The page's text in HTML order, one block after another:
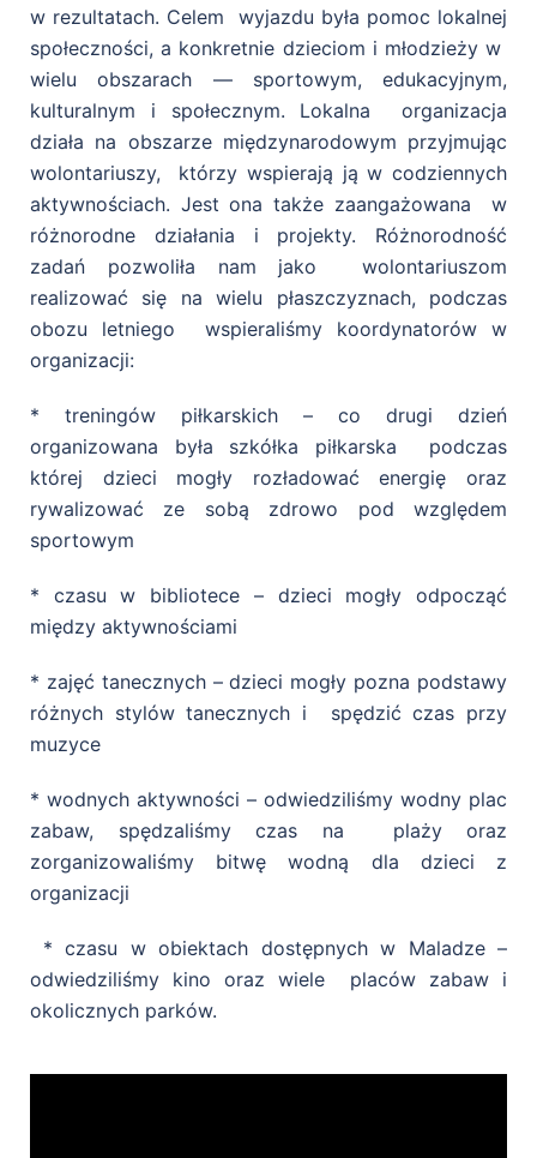
w rezultatach. Celem wyjazdu była pomoc lokalnej
społeczności, a konkretnie dzieciom i młodzieży w
wielu obszarach — sportowym, edukacyjnym,
kulturalnym i społecznym. Lokalna organizacja
działa na obszarze międzynarodowym przyjmując
wolontariuszy, którzy wspierają ją w codziennych
aktywnościach. Jest ona także zaangażowana w
różnorodne działania i projekty. Różnorodność
zadań pozwoliła nam jako wolontariuszom
realizować się na wielu płaszczyznach, podczas
obozu letniego wspieraliśmy koordynatorów w
organizacji:
* treningów piłkarskich – co drugi dzień
organizowana była szkółka piłkarska podczas
której dzieci mogły rozładować energię oraz
rywalizować ze sobą zdrowo pod względem
sportowym
* czasu w bibliotece – dzieci mogły odpocząć
między aktywnościami
* zajęć tanecznych – dzieci mogły pozna podstawy
różnych stylów tanecznych i spędzić czas przy
muzyce
* wodnych aktywności – odwiedziliśmy wodny plac
zabaw, spędzaliśmy czas na plaży oraz
zorganizowaliśmy bitwę wodną dla dzieci z
organizacji
* czasu w obiektach dostępnych w Maladze –
odwiedziliśmy kino oraz wiele placów zabaw i
okolicznych parków.